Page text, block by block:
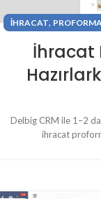
IHRACAT,
İhracat
Delbig CRM ile 1–2
ihracat